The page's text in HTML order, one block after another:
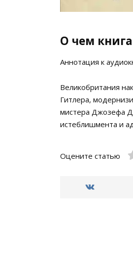
О чем
Аннотация к
Великобритания
Гитлера,
мистера Джозефа
истеблишмента и
Оцените статью